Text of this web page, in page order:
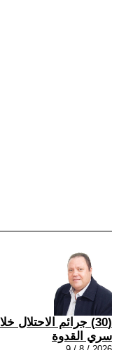
(30) جرائم الاحتلال خلال حرب الإبادة
سري القدوة